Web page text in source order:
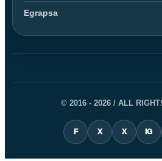
Egrapsa
© 2016 - 2026 / ALL
F X X IG